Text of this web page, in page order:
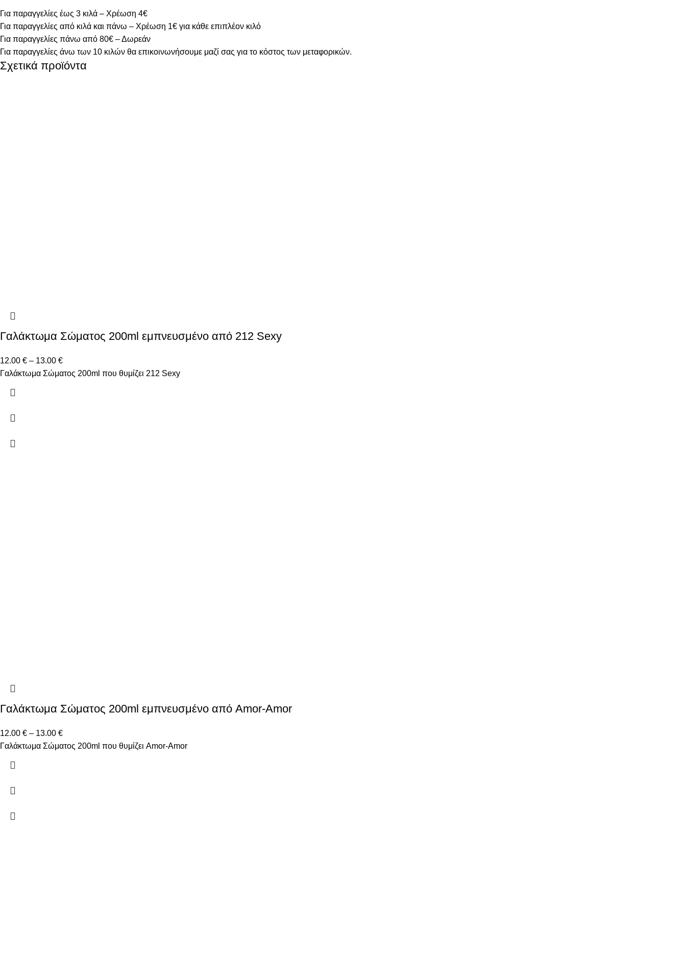
Για παραγγελίες έως 3 κιλά – Χρέωση 4€
Για παραγγελίες από κιλά και πάνω – Χρέωση 1€ για κάθε επιπλέον κιλό
Για παραγγελίες πάνω από 80€ – Δωρεάν
Για παραγγελίες άνω των 10 κιλών θα επικοινωνήσουμε μαζί σας για το κόστος των μεταφορικών.
Σχετικά προϊόντα
Γαλάκτωμα Σώματος 200ml εμπνευσμένο από 212 Sexy
12.00 € – 13.00 €
Γαλάκτωμα Σώματος 200ml που θυμίζει 212 Sexy
Γαλάκτωμα Σώματος 200ml εμπνευσμένο από Amor-Amor
12.00 € – 13.00 €
Γαλάκτωμα Σώματος 200ml που θυμίζει Amor-Amor